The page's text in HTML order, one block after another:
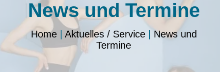
News und Termine
Home| Aktuelles / Service| News und
Termine